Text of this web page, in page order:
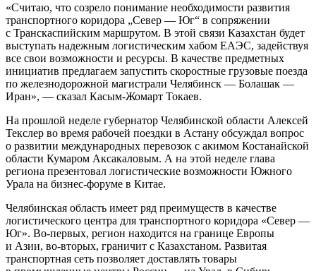
«Считаю, что созрело понимание необходимости развития
транспортного коридора „Север — Юг“ в сопряжении
с Транскаспийским маршрутом. В этой связи Казахстан будет
выступать надежным логистическим хабом ЕАЭС, задействуя
все свои возможности и ресурсы. В качестве предметных
инициатив предлагаем запустить скоростные грузовые поезда
по железнодорожной магистрали Челябинск — Болашак —
Иран», — сказал Касым-Жомарт Токаев.
На прошлой неделе губернатор Челябинской области Алексей
Текслер во время рабочей поездки в Астану обсуждал вопрос
о развитии международных перевозок с акимом Костанайской
области Кумаром Аксакаловым. А на этой неделе глава
региона презентовал логистические возможности Южного
Урала на бизнес-форуме в Китае.
Челябинская область имеет ряд преимуществ в качестве
логистического центра для транспортного коридора «Север —
Юг». Во-первых, регион находится на границе Европы
и Азии, во-вторых, граничит с Казахстаном. Развитая
транспортная сеть позволяет доставлять товары